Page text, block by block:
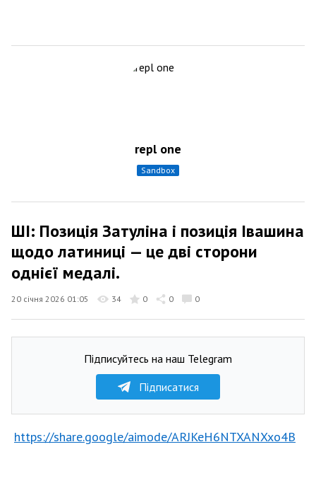
repl one
sandbox
ШІ: Позиція Затуліна і позиція Івашина
щодо латиниці — це дві сторони
однієї медалі.
20 січня 2026 01:05 34 0 0 0
Підписуйтесь на наш Telegram
Підписатися
https://share.google/aimode/ARJKeH6NTXANXxo4B